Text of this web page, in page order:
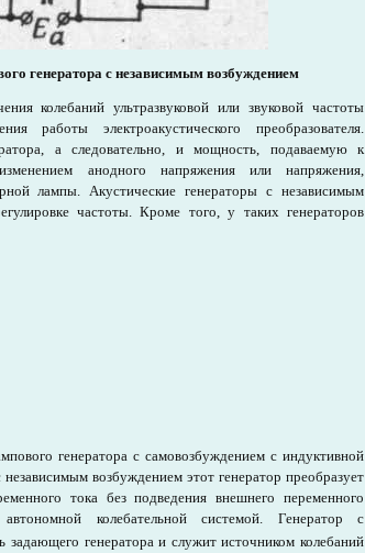
генератора с независимым возбуждением
колебаний ультразвуковой или звуковой частоты
работы электроакустического преобразователя.
а следовательно, и мощность, подаваемую к
анодного напряжения или напряжения,
лампы. Акустические генераторы с независимым
частоты. Кроме того, у таких генераторов
генератора с самовозбуждением с индуктивной
возбуждением этот генератор преобразует
тока без подведения внешнего переменного
колебательной системой. Генератор с
задающего генератора и служит источником колебаний